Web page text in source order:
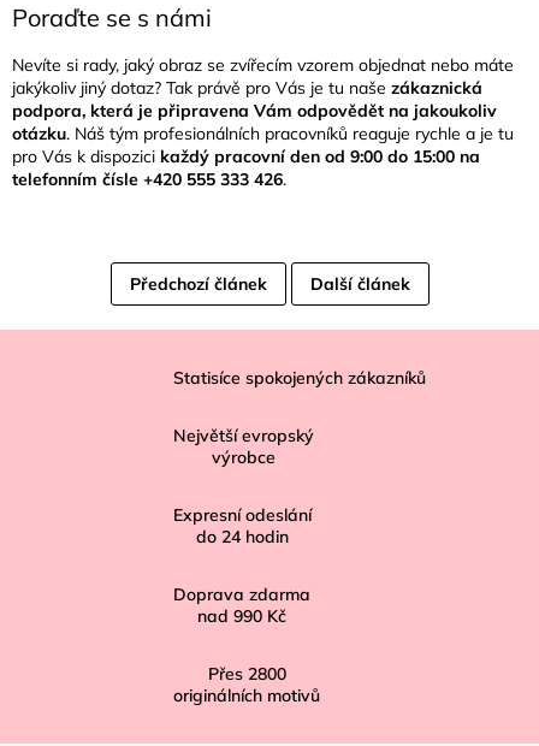
Poraďte se s námi
Nevíte si rady, jaký obraz se zvířecím vzorem objednat nebo máte
jakýkoliv jiný dotaz? Tak právě pro Vás je tu naše zákaznická
podpora, která je připravena Vám odpovědět na jakoukoliv
otázku. Náš tým profesionálních pracovníků reaguje rychle a je tu
pro Vás k dispozici každý pracovní den od 9:00 do 15:00 na
telefonním čísle +420 555 333 426.
Předchozí článek Další článek
Statisíce spokojených zákazníků
Největší evropský
výrobce
Expresní odeslání
do 24 hodin
Doprava zdarma
nad 990 Kč
Přes 2800
originálních motivů